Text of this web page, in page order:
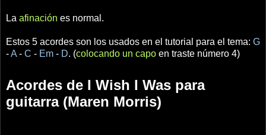
La afinación es normal.
Estos 5 acordes son los usados en el tutorial para el tema: G
-A - C - Em - D. (colocando un capo en traste número 4)
Acordes de I Wish I Was para
guitarra (Maren Morris)